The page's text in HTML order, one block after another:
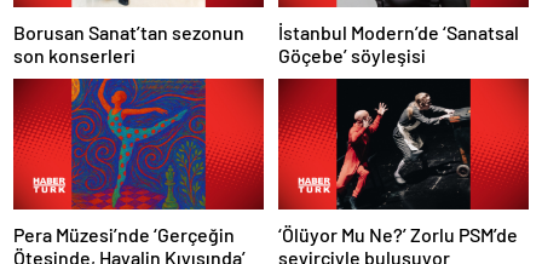
Borusan Sanat’tan sezonun
son konserleri
İstanbul Modern’de ‘Sanatsal
Göçebe’ söyleşisi
Pera Müzesi’nde ‘Gerçeğin
Ötesinde, Hayalin Kıyısında’
‘Ölüyor Mu Ne?’ Zorlu PSM’de
seyirciyle buluşuyor